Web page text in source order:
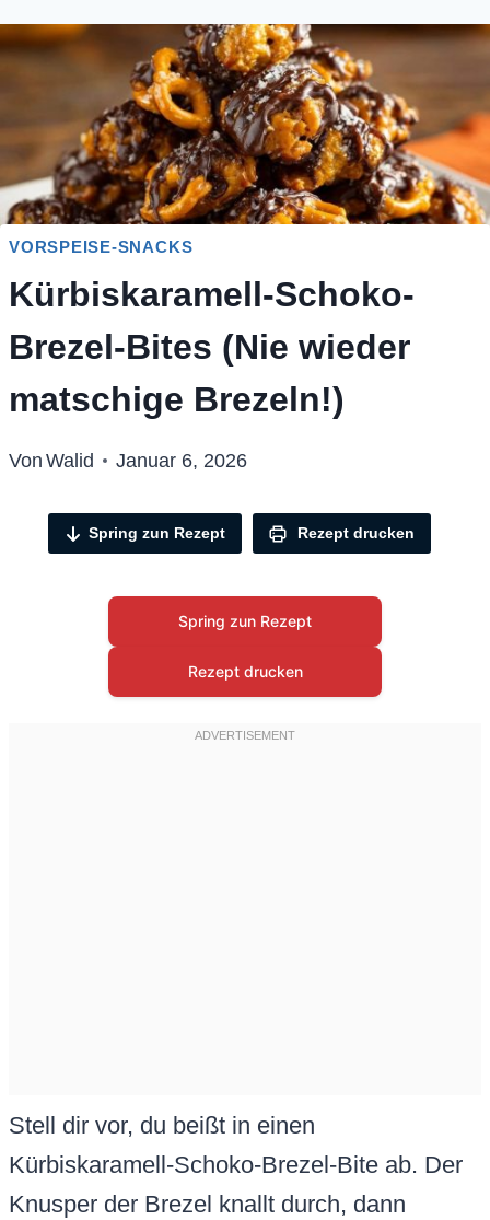
VORSPEISE-SNACKS
Kürbiskaramell-Schoko-
Brezel-Bites (Nie wieder
matschige Brezeln!)
Von Walid Januar 6, 2026
Spring zun Rezept Rezept drucken
Spring zun Rezept
Rezept drucken
Stell dir vor, du beißt in einen
Kürbiskaramell-Schoko-Brezel-Bite ab. Der
Knusper der Brezel knallt durch, dann